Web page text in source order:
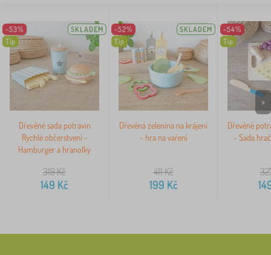
-53%
Tip
SKLADEM
Dřevěné sada potravin
Rychlé občerstvení -
Hamburger a hranolky
319Kč
149 Kč
-52%
Tip
SKLADEM
Dřevěná zelenina na krájení
- hra na vaření
411Kč
199 Kč
-54%
Tip
Dřevěné
- Sada
>